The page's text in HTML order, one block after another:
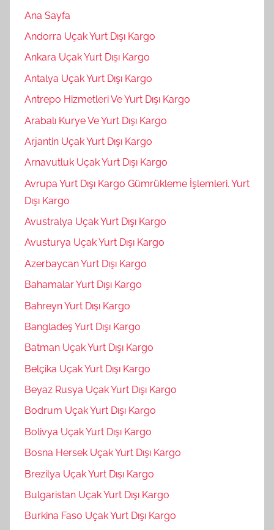
Ana Sayfa
Andorra Uçak Yurt Dışı Kargo
Ankara Uçak Yurt Dışı Kargo
Antalya Uçak Yurt Dışı Kargo
Antrepo Hizmetleri Ve Yurt Dışı Kargo
Arabalı Kurye Ve Yurt Dışı Kargo
Arjantin Uçak Yurt Dışı Kargo
Arnavutluk Uçak Yurt Dışı Kargo
Avrupa Yurt Dışı Kargo Gümrükleme İşlemleri. Yurt
Dışı Kargo
Avustralya Uçak Yurt Dışı Kargo
Avusturya Uçak Yurt Dışı Kargo
Azerbaycan Yurt Dışı Kargo
Bahamalar Yurt Dışı Kargo
Bahreyn Yurt Dışı Kargo
Bangladeş Yurt Dışı Kargo
Batman Uçak Yurt Dışı Kargo
Belçika Uçak Yurt Dışı Kargo
Beyaz Rusya Uçak Yurt Dışı Kargo
Bodrum Uçak Yurt Dışı Kargo
Bolivya Uçak Yurt Dışı Kargo
Bosna Hersek Uçak Yurt Dışı Kargo
Brezilya Uçak Yurt Dışı Kargo
Bulgaristan Uçak Yurt Dışı Kargo
Burkina Faso Uçak Yurt Dışı Kargo